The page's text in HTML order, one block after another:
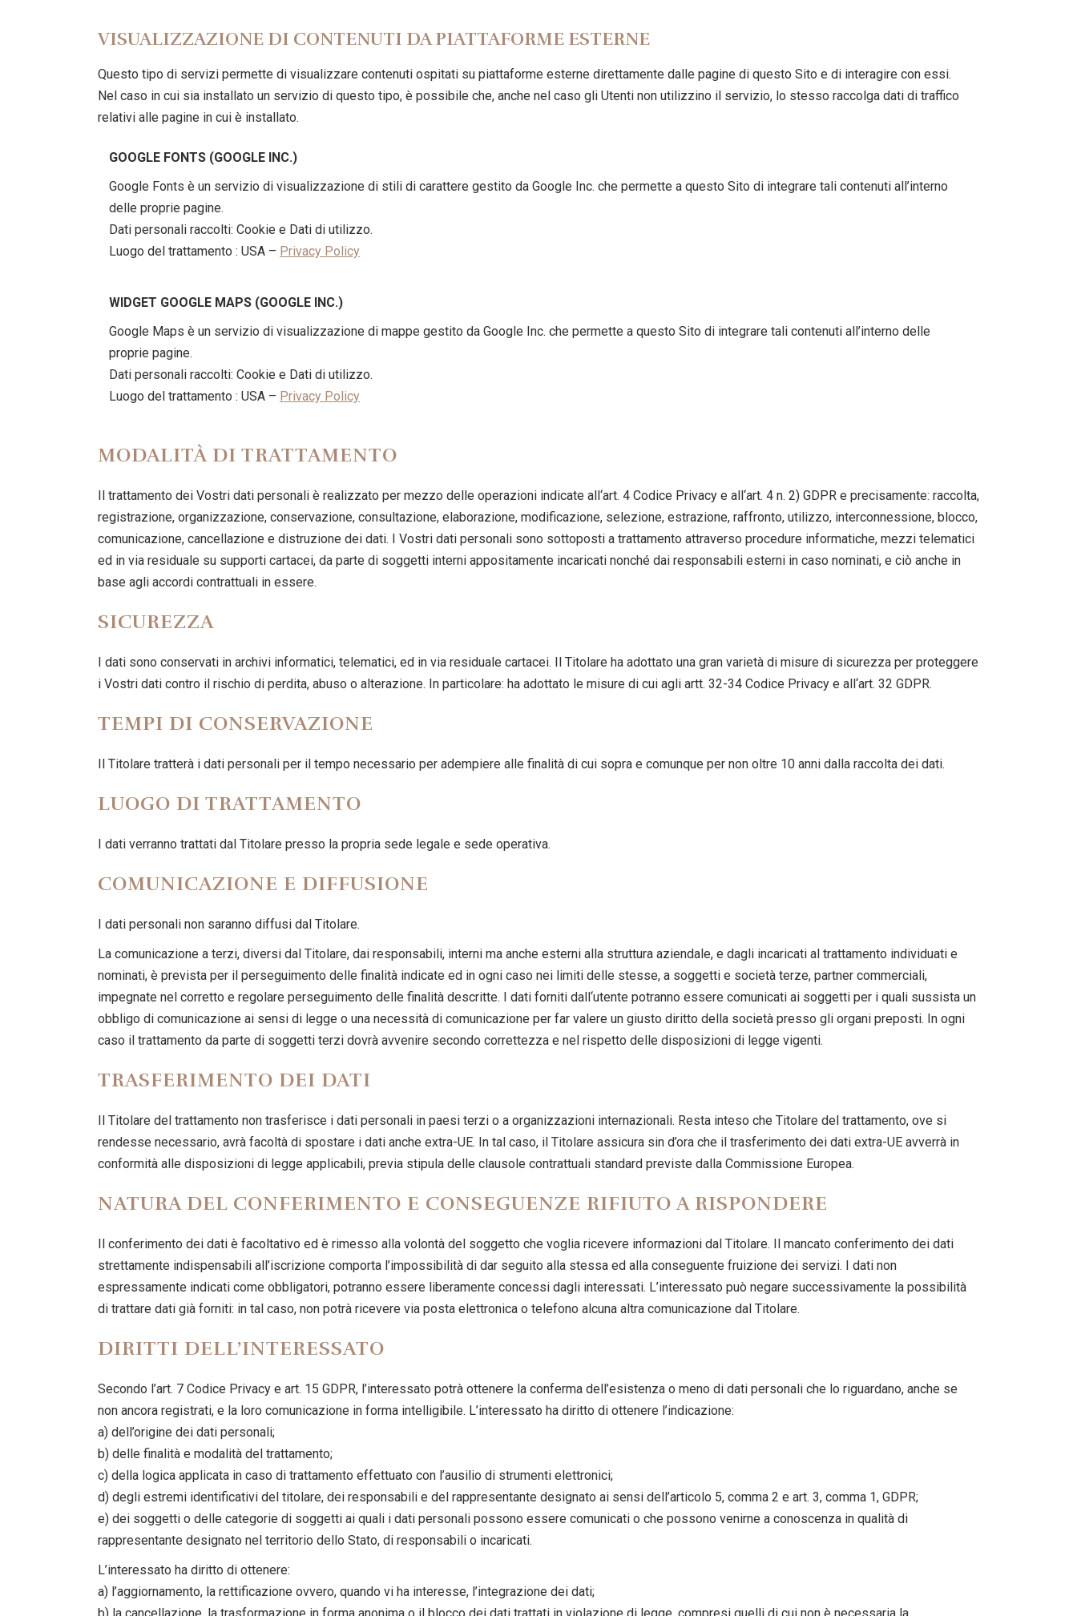
VISUALIZZAZIONE DI CONTENUTI DA PIATTAFORME ESTERNE
Questo tipo di servizi permette di visualizzare contenuti ospitati su piattaforme esterne direttamente dalle pagine di questo Sito e di interagire con essi.
Nel caso in cui sia installato un servizio di questo tipo, è possibile che, anche nel caso gli Utenti non utilizzino il servizio, lo stesso raccolga dati di traffico
relativi alle pagine in cui è installato.
GOOGLE FONTS (GOOGLE INC.)
Google Fonts è un servizio di visualizzazione di stili di carattere gestito da Google Inc. che permette a questo Sito di integrare tali contenuti all’interno
delle proprie pagine.
Dati personali raccolti: Cookie e Dati di utilizzo.
Luogo del trattamento : USA – Privacy Policy
WIDGET GOOGLE MAPS (GOOGLE INC.)
Google Maps è un servizio di visualizzazione di mappe gestito da Google Inc. che permette a questo Sito di integrare tali contenuti all’interno delle
proprie pagine.
Dati personali raccolti: Cookie e Dati di utilizzo.
Luogo del trattamento : USA – Privacy Policy
MODALITÀ DI TRATTAMENTO
Il trattamento dei Vostri dati personali è realizzato per mezzo delle operazioni indicate all‘art. 4 Codice Privacy e all‘art. 4 n. 2) GDPR e precisamente: raccolta,
registrazione, organizzazione, conservazione, consultazione, elaborazione, modificazione, selezione, estrazione, raffronto, utilizzo, interconnessione, blocco,
comunicazione, cancellazione e distruzione dei dati. I Vostri dati personali sono sottoposti a trattamento attraverso procedure informatiche, mezzi telematici
ed in via residuale su supporti cartacei, da parte di soggetti interni appositamente incaricati nonché dai responsabili esterni in caso nominati, e ciò anche in
base agli accordi contrattuali in essere.
SICUREZZA
I dati sono conservati in archivi informatici, telematici, ed in via residuale cartacei. Il Titolare ha adottato una gran varietà di misure di sicurezza per proteggere
i Vostri dati contro il rischio di perdita, abuso o alterazione. In particolare: ha adottato le misure di cui agli artt. 32-34 Codice Privacy e all‘art. 32 GDPR.
TEMPI DI CONSERVAZIONE
Il Titolare tratterà i dati personali per il tempo necessario per adempiere alle finalità di cui sopra e comunque per non oltre 10 anni dalla raccolta dei dati.
LUOGO DI TRATTAMENTO
I dati verranno trattati dal Titolare presso la propria sede legale e sede operativa.
COMUNICAZIONE E DIFFUSIONE
I dati personali non saranno diffusi dal Titolare.
La comunicazione a terzi, diversi dal Titolare, dai responsabili, interni ma anche esterni alla struttura aziendale, e dagli incaricati al trattamento individuati e
nominati, è prevista per il perseguimento delle finalità indicate ed in ogni caso nei limiti delle stesse, a soggetti e società terze, partner commerciali,
impegnate nel corretto e regolare perseguimento delle finalità descritte. I dati forniti dall‘utente potranno essere comunicati ai soggetti per i quali sussista un
obbligo di comunicazione ai sensi di legge o una necessità di comunicazione per far valere un giusto diritto della società presso gli organi preposti. In ogni
caso il trattamento da parte di soggetti terzi dovrà avvenire secondo correttezza e nel rispetto delle disposizioni di legge vigenti.
TRASFERIMENTO DEI DATI
Il Titolare del trattamento non trasferisce i dati personali in paesi terzi o a organizzazioni internazionali. Resta inteso che Titolare del trattamento, ove si
rendesse necessario, avrà facoltà di spostare i dati anche extra-UE. In tal caso, il Titolare assicura sin d’ora che il trasferimento dei dati extra-UE avverrà in
conformità alle disposizioni di legge applicabili, previa stipula delle clausole contrattuali standard previste dalla Commissione Europea.
NATURA DEL CONFERIMENTO E CONSEGUENZE RIFIUTO A RISPONDERE
Il conferimento dei dati è facoltativo ed è rimesso alla volontà del soggetto che voglia ricevere informazioni dal Titolare. Il mancato conferimento dei dati
strettamente indispensabili all’iscrizione comporta l’impossibilità di dar seguito alla stessa ed alla conseguente fruizione dei servizi. I dati non
espressamente indicati come obbligatori, potranno essere liberamente concessi dagli interessati. L’interessato può negare successivamente la possibilità
di trattare dati già forniti: in tal caso, non potrà ricevere via posta elettronica o telefono alcuna altra comunicazione dal Titolare.
DIRITTI DELL’INTERESSATO
Secondo l’art. 7 Codice Privacy e art. 15 GDPR, l’interessato potrà ottenere la conferma dell’esistenza o meno di dati personali che lo riguardano, anche se
non ancora registrati, e la loro comunicazione in forma intelligibile. L’interessato ha diritto di ottenere l’indicazione:
a) dell’origine dei dati personali;
b) delle finalità e modalità del trattamento;
c) della logica applicata in caso di trattamento effettuato con l’ausilio di strumenti elettronici;
d) degli estremi identificativi del titolare, dei responsabili e del rappresentante designato ai sensi dell’articolo 5, comma 2 e art. 3, comma 1, GDPR;
e) dei soggetti o delle categorie di soggetti ai quali i dati personali possono essere comunicati o che possono venirne a conoscenza in qualità di
rappresentante designato nel territorio dello Stato, di responsabili o incaricati.
L’interessato ha diritto di ottenere:
a) l’aggiornamento, la rettificazione ovvero, quando vi ha interesse, l’integrazione dei dati;